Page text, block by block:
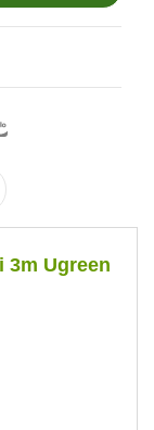
3m Ugreen